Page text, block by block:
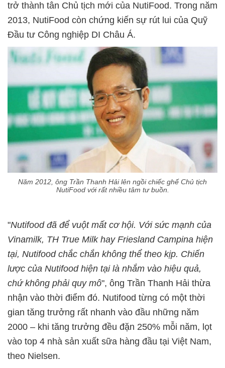
trở thành tân Chủ tịch mới của NutiFood. Trong năm
2013, NutiFood còn chứng kiến sự rút lui của Quỹ
Đầu tư Công nghiệp DI Châu Á.
Năm 2012, ông Trần Thanh Hải lên ngồi chiếc ghế Chủ tịch
NutiFood với rất nhiều tâm tư buồn.
"Nutifood đã để vuột mất cơ hội. Với sức mạnh của
Vinamilk, TH True Milk hay Friesland Campina hiện
tại, Nutifood chắc chắn không thể theo kịp. Chiến
lược của Nutifood hiện tại là nhắm vào hiệu quả,
chứ không phải quy mô", ông Trần Thanh Hải thừa
nhận vào thời điểm đó. Nutifood từng có một thời
gian tăng trưởng rất nhanh vào đầu những năm
2000 – khi tăng trưởng đều đặn 250% mỗi năm, lọt
vào top 4 nhà sản xuất sữa hàng đầu tại Việt Nam,
theo Nielsen.